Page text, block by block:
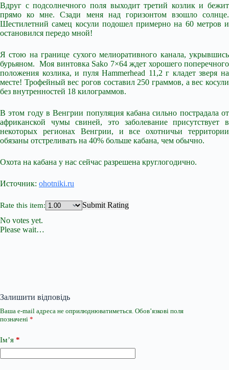
Вдруг с подсолнечного поля выходит третий козлик и бежит
прямо ко мне. Сзади меня над горизонтом взошло солнце.
Шестилетний самец косули подошел примерно на 60 метров и
остановился передо мной!
Я стою на границе сухого мелиоративного канала, укрывшись
бурьяном. Моя винтовка Sako 7×64 ждет хорошего поперечного
положения козлика, и пуля Hammerhead 11,2 г кладет зверя на
месте! Трофейный вес рогов составил 250 граммов, а вес косули
без внутренностей 18 килограммов.
В этом году в Венгрии популяция кабана сильно пострадала от
африканской чумы свиней, это заболевание присутствует в
некоторых регионах Венгрии, и все охотничьи территории
обязаны отстреливать на 40% больше кабана, чем обычно.
Охота на кабана у нас сейчас разрешена круглогодично.
Источник: ohotniki.ru
Rate this item:
Submit Rating
No votes yet.
Please wait…
Залишити відповідь
Ваша e-mail адреса не оприлюднюватиметься. Обов’язкові поля
позначені *
Ім’я *